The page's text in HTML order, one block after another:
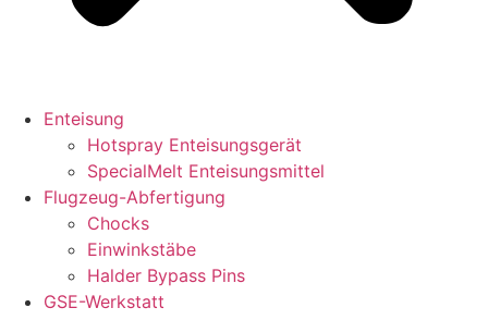
Enteisung
Hotspray Enteisungsgerät
SpecialMelt Enteisungsmittel
Flugzeug-Abfertigung
Chocks
Einwinkstäbe
Halder Bypass Pins
GSE-Werkstatt